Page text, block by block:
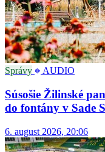
Správy AUDIO
Súsošie Žilinské
do fontány v Sade
6. august 2026, 20:06